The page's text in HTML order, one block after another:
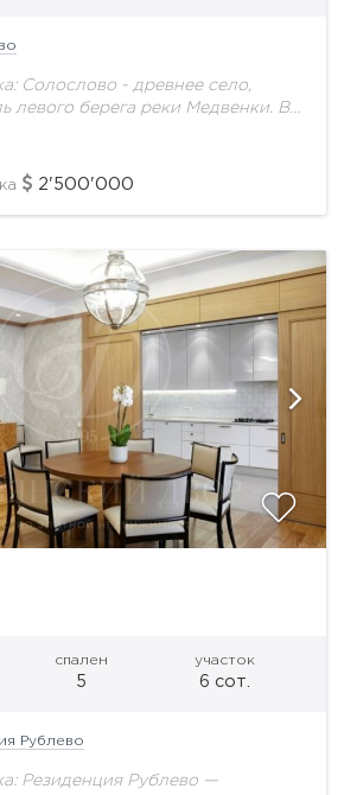
Солослово - древнее село,
левого берега реки Медвенки. В
с недвижимостью на любой вкус:
2'500'000
спален
5
участок
6 сот.
Рублево
Резиденция Рублево —